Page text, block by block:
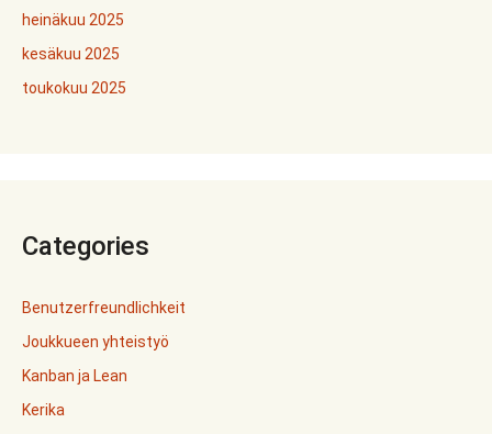
heinäkuu 2025
kesäkuu 2025
toukokuu 2025
Categories
Benutzerfreundlichkeit
Joukkueen yhteistyö
Kanban ja Lean
Kerika